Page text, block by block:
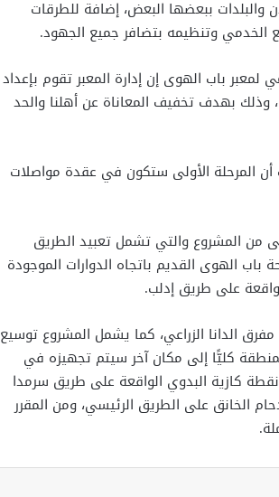
والبلدات ببعضها البعض، إضافة للطرقات
الخدمي وتنظيمه بتضافر جميع الجهود.
باب الهوى إن إدارة المعبر تقوم بإعداد
وذلك بهدف تخفيف المعاناة عن أهلنا والحد
المرحلة الأولى ستكون في عقدة مواصلات
من المشروع والتي تشمل تعبيد الطريق
الهوى القديم باتجاه الدوارات الموجودة
على طريق إدلب.
الدانا الزراعي، كما يشمل المشروع توسيع
كليًّا إلى مكان آخر سيتم تجهيزه في
كازية البدوي الواقعة على طريق سرمدا
الخانق على الطريق الرئيسي، ومن المقرر
لبحث العلاقات الثنائيّة .. الرئيس الشرع
دمشق.
أكادميّة في بلجيكا.
للسفارة السوريّة في واشنطن.
الإحتلال الإسرائيلي يستهدف منازل
المدنيين في ريف درعا
الإحتلال الإسرائيلي يتحرك في جبل
الشيخ غربي دمشق ويبني مستشفى
في قلعة جندل
شخص أثناء ملاحقته في دمشق